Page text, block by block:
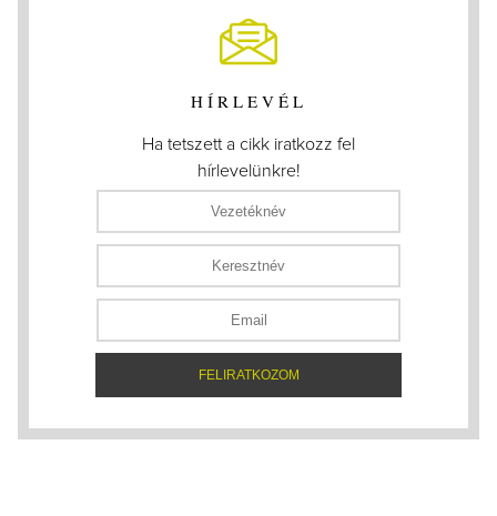
HÍRLEVÉL
Ha tetszett a cikk iratkozz fel
hírlevelünkre!